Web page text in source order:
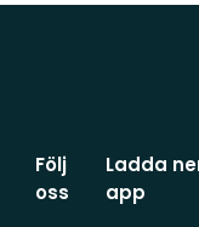
Följ
oss
Ladda
app